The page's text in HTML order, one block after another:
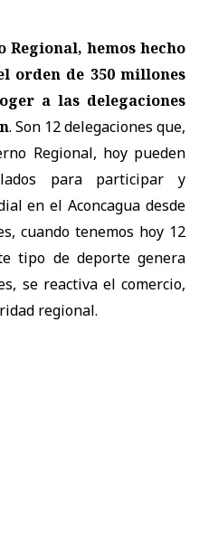
Regional, hemos hecho
orden de 350 millones
a las delegaciones
. Son 12 delegaciones que,
Regional, hoy pueden
para participar y
en el Aconcagua desde
cuando tenemos hoy 12
tipo de deporte genera
se reactiva el comercio,
regional.